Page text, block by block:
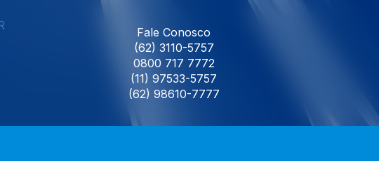
Fale Conosco
(62) 3110-5757
0800 717 7772
(11) 97533-5757
(62) 98610-7777